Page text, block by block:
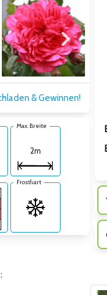
Zum
& Gewinnen!
Max. Breite
2m
Frosthart